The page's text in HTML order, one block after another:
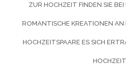
ZUR HOCHZEIT FINDEN SIE
ROMANTISCHE KREATIONEN
HOCHZEITSPAARE ES SICH
HOCHZEIT.